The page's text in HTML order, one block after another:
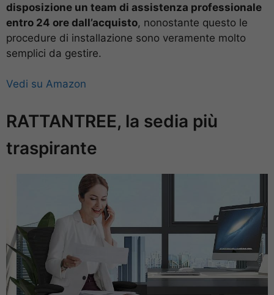
disposizione un team di assistenza professionale
entro 24 ore dall’acquisto, nonostante questo le
procedure di installazione sono veramente molto
semplici da gestire.
Vedi su Amazon
RATTANTREE, la sedia più
traspirante